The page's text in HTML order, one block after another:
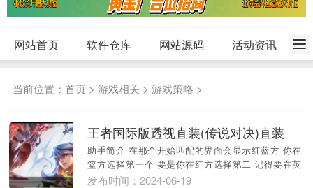
网站首页 软件仓库 网站源码 活动资讯
当前位置：首页 >游戏相关 >游戏策略 >
王者国际版透视直装(传说对决)直装
助手简介 在那个开始匹配的界面会显示红蓝方 你在
篮方选择第一个 要是你在红方选择第二 记得要在英
雄加...
发布时间：2024-06-19